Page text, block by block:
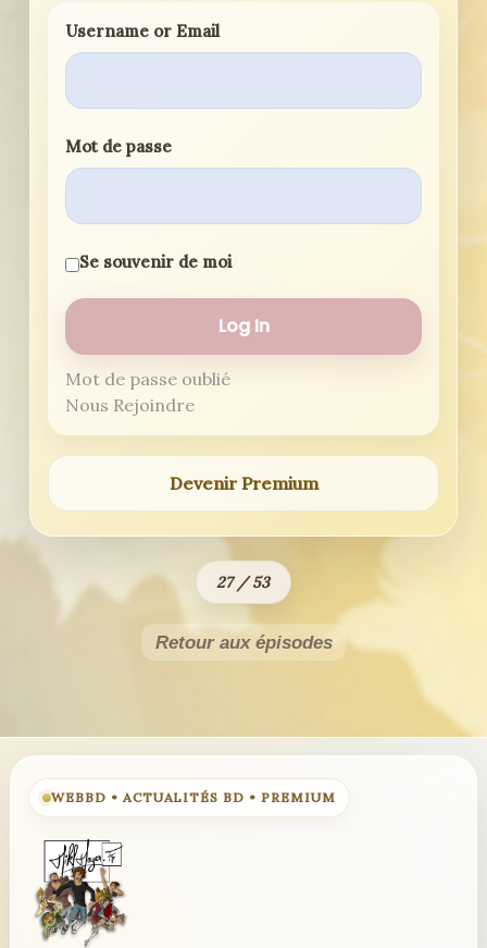
Username or Email
Mot de passe
Se souvenir de moi
Mot de passe oublié
Nous Rejoindre
Devenir Premium
27 / 53
Retour aux épisodes
WEBBD • ACTUALITÉS BD • PREMIUM